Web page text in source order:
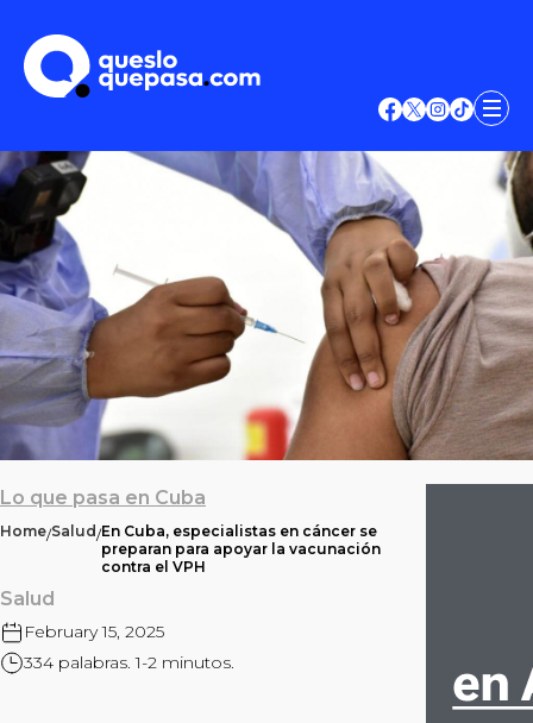
Lo que pasa en Cuba
Home/Salud/En Cuba, especialistas en cáncer se
preparan para apoyar la vacunación
contra el VPH
Salud
February 15, 2025
334 palabras. 1-2 minutos.